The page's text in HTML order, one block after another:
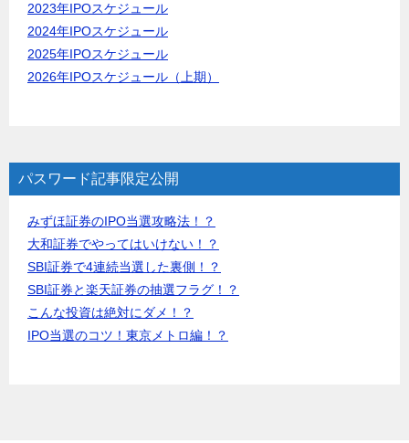
2023年IPOスケジュール
2024年IPOスケジュール
2025年IPOスケジュール
2026年IPOスケジュール（上期）
パスワード記事限定公開
みずほ証券のIPO当選攻略法！？
大和証券でやってはいけない！？
SBI証券で4連続当選した裏側！？
SBI証券と楽天証券の抽選フラグ！？
こんな投資は絶対にダメ！？
IPO当選のコツ！東京メトロ編！？